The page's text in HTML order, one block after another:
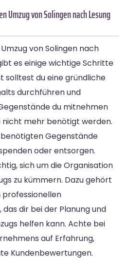
Umzug von Solingen nach Lesung
von Solingen nach
es einige wichtige Schritte
solltest du eine gründliche
durchführen und
du mitnehmen
mehr benötigt werden.
Gegenstände
oder entsorgen.
sich um die Organisation
zu kümmern. Dazu gehört
professionellen
dir bei der Planung und
helfen kann. Achte bei
auf Erfahrung,
Kundenbewertungen.